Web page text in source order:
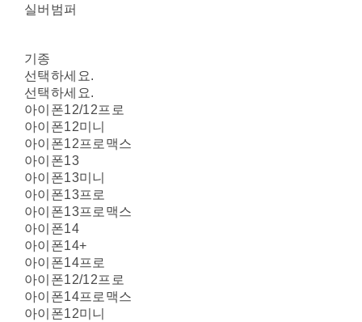
실버범퍼
기종
선택하세요.
선택하세요.
아이폰12/12프로
아이폰12미니
아이폰12프로맥스
아이폰13
아이폰13미니
아이폰13프로
아이폰13프로맥스
아이폰14
아이폰14+
아이폰14프로
아이폰12/12프로
아이폰14프로맥스
아이폰12미니